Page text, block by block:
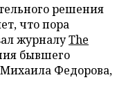
решения
что пора
журналуThe
бывшего
Федорова,